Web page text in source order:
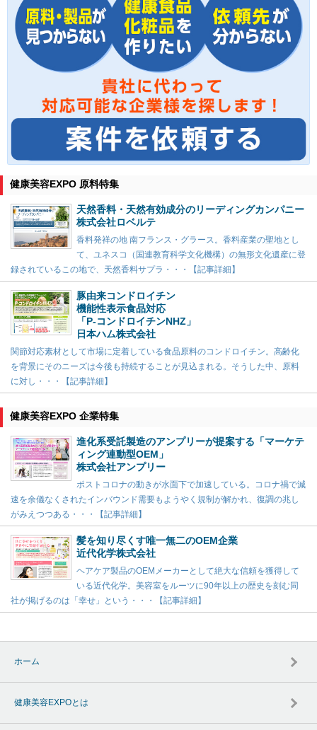
健康美容EXPO 原料特集
天然香料・天然有効成分のリーディングカンパニー
株式会社ロベルテ
香料発祥の地 南フランス・グラース。香料産業の聖地とし
て、ユネスコ（国連教育科学文化機構）の無形文化遺産に登
録されているこの地で、天然香料サプラ・・・【記事詳細】
豚由来コンドロイチン
機能性表示食品対応
「P-コンドロイチンNHZ」
日本ハム株式会社
関節対応素材として市場に定着している食品原料のコンドロイチン。高齢化
を背景にそのニーズは今後も持続することが見込まれる。そうした中、原料
に対し・・・【記事詳細】
健康美容EXPO 企業特集
進化系受託製造のアンプリーが提案する「マーケテ
ィング連動型OEM」
株式会社アンプリー
ポストコロナの動きが水面下で加速している。コロナ禍で減
速を余儀なくされたインバウンド需要もようやく規制が解かれ、復調の兆し
がみえつつある・・・【記事詳細】
髪を知り尽くす唯一無二のOEM企業
近代化学株式会社
ヘアケア製品のOEMメーカーとして絶大な信頼を獲得して
いる近代化学。美容室をルーツに90年以上の歴史を刻む同
社が掲げるのは「幸せ」という・・・【記事詳細】
ホーム
健康美容EXPOとは